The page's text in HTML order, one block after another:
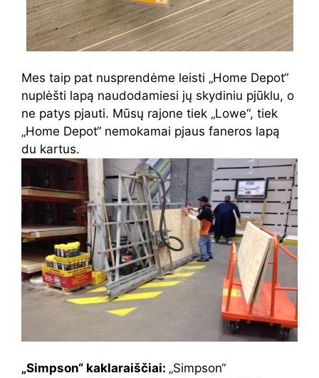
Mes taip pat nusprendėme leisti „Home Depot“
nuplėšti lapą naudodamiesi jų skydiniu pjūklu, o
ne patys pjauti. Mūsų rajone tiek „Lowe“, tiek
„Home Depot“ nemokamai pjaus faneros lapą
du kartus.
„Simpson“ kaklaraiščiai: „Simpson“